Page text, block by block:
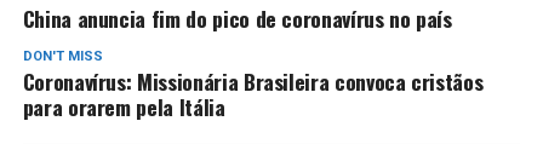
China anuncia fim do pico de coronavírus no país
DON'T MISS
Coronavírus: Missionária Brasileira convoca cristãos
para orarem pela Itália